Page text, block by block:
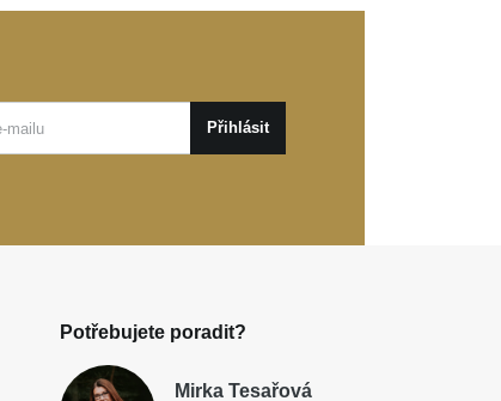
Přihlásit
Potřebujete poradit?
Mirka Tesařová